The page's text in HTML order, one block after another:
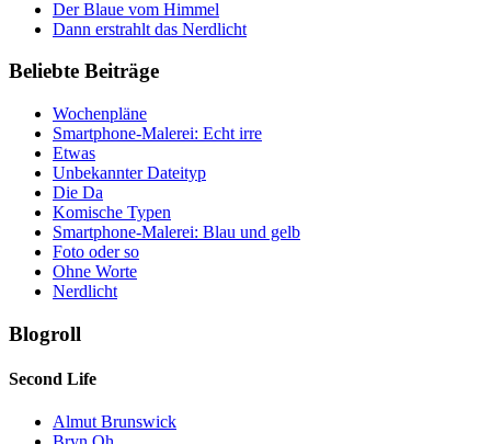
Der Blaue vom Himmel
Dann erstrahlt das Nerdlicht
Beliebte Beiträge
Wochenpläne
Smartphone-Malerei: Echt irre
Etwas
Unbekannter Dateityp
Die Da
Komische Typen
Smartphone-Malerei: Blau und gelb
Foto oder so
Ohne Worte
Nerdlicht
Blogroll
Second Life
Almut Brunswick